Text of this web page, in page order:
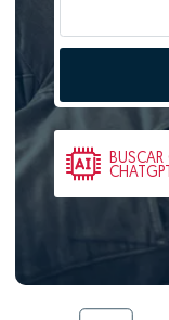
BUSCAR
CHATGPT